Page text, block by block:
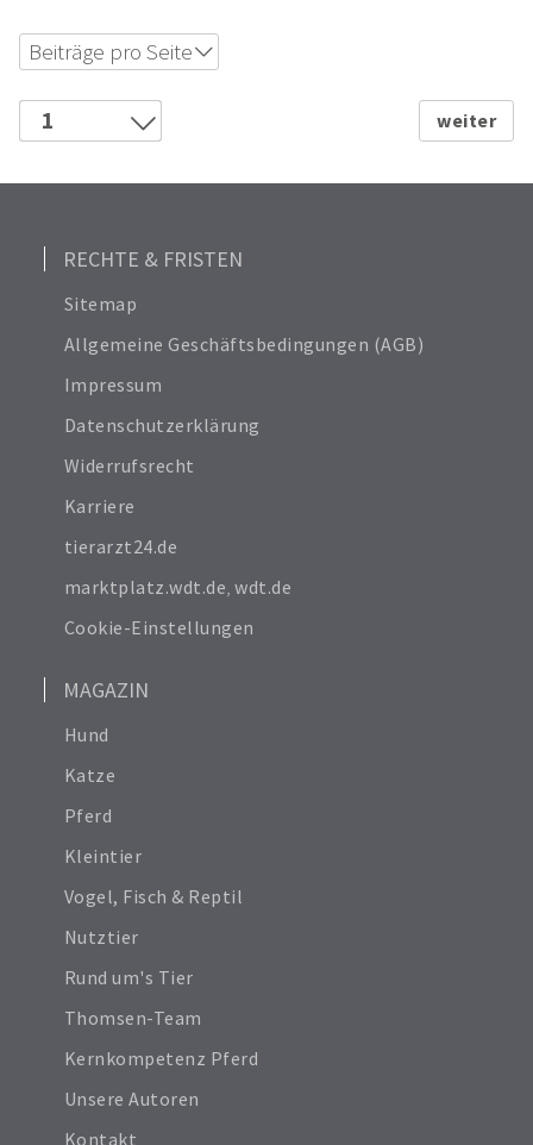
Beiträge pro Seite
12
18
Alle anzeigen
1
3
RECHTE & FRISTEN
Sitemap
Allgemeine Geschäftsbedingungen (AGB)
Impressum
Datenschutzerklärung
Widerrufsrecht
Karriere
tierarzt24.de
marktplatz.wdt.de,wdt.de
Cookie-Einstellungen
MAGAZIN
Hund
Katze
Pferd
Kleintier
Vogel, Fisch & Reptil
Nutztier
Rund um's Tier
Thomsen-Team
Kernkompetenz Pferd
Unsere Autoren
Kontakt